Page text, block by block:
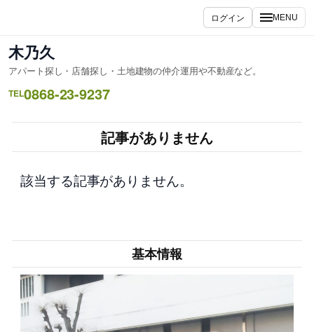
ス
キ
ッ
ログイン MENU
木乃久
アパート探し・店舗探し・土地建物の仲介運用や不動産など。
TEL0868-23-9237
記事がありません
該当する記事がありません。
基本情報